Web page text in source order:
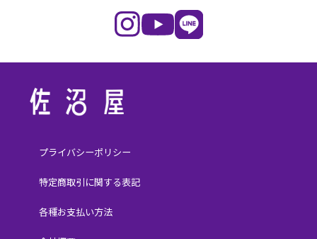
プライバシーポリシー
特定商取引に関する表記
各種お支払い方法